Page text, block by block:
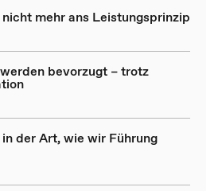
mehr ans Leistungsprinzip
bevorzugt – trotz
der Art, wie wir Führung